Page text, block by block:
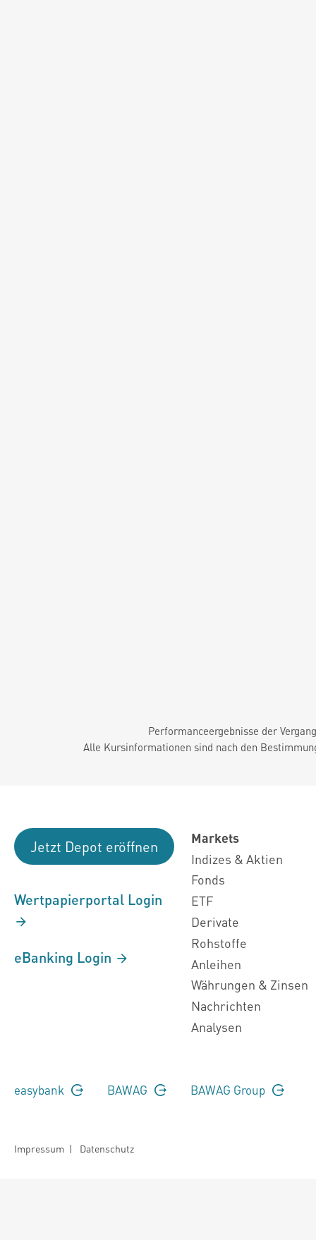
Performanceergebnisse der
Alle Kursinformationen sind nach den
Jetzt Depot eröffnen
Wertpapierportal Login
eBanking Login
Markets
Indizes & Aktien
Fonds
ETF
Derivate
Rohstoffe
Anleihen
Währungen & Zinsen
Nachrichten
Analysen
easybank BAWAG BAWAG Group
Impressum | Datenschutz